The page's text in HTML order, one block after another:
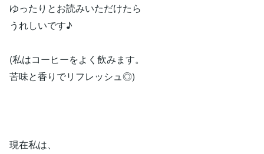
ゆったりとお読みいただけたら
うれしいです♪
(私はコーヒーをよく飲みます。
苦味と香りでリフレッシュ◎)
現在私は、